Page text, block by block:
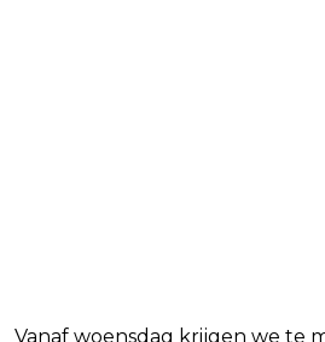
Vanaf woensdag krijgen we te